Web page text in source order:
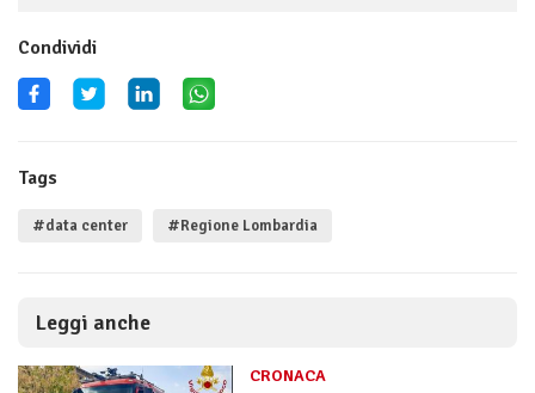
Condividi
Tags
#data center #Regione Lombardia
Leggi anche
CRONACA